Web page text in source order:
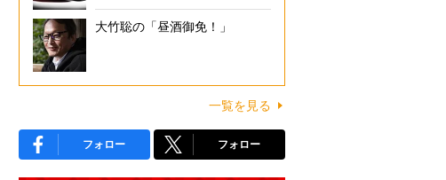
大竹聡の「昼酒御免！」
一覧を見る
フォロー フォロー